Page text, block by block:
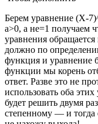
Берем уравнение (Х-
a>0, a не=1 получаем
уравнения
должно по
функция и уравнение
функции мы корень
ответ. Разве это не
использовать оба
будет решить двумя
степенному — и тогда